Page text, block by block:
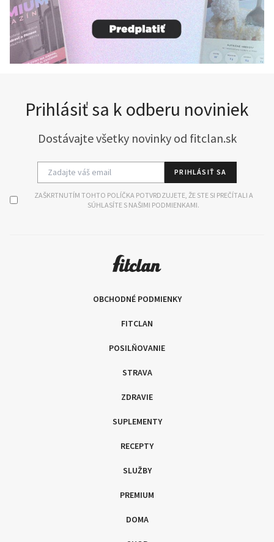
Prihlásiť sa k odberu noviniek
Dostávajte všetky novinky od fitclan.sk
PRIHLÁSIŤ SA
ZAŠKRTNUTÍM TOHTO POLÍČKA POTVRDZUJETE, ŽE STE SI PREČÍTALI A
SÚHLASÍTE S NAŠIMI PODMIENKAMI.
OBCHODNÉ PODMIENKY
FITCLAN
POSILŇOVANIE
STRAVA
ZDRAVIE
SUPLEMENTY
RECEPTY
SLUŽBY
PREMIUM
DOMA